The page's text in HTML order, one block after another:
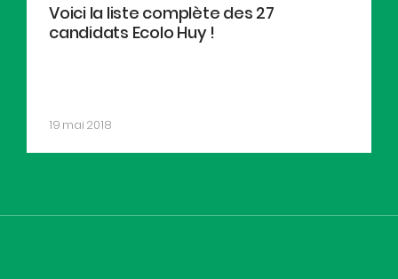
Voici la liste complète des 27
candidats Ecolo Huy !
19 mai 2018